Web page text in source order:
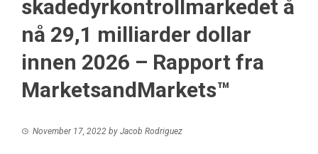
skadedyrkontrollmarkedet å
nå 29,1 milliarder dollar
innen 2026 – Rapport fra
MarketsandMarkets™
November 17, 2022 by Jacob Rodriguez